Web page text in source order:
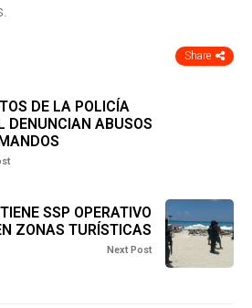
Share
DE LA POLICÍA
DENUNCIAN ABUSOS
SSP OPERATIVO
ZONAS TURÍSTICAS
Next Post